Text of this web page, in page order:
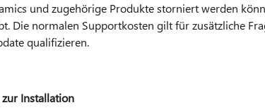
und zugehörige Produkte storniert werden
Die normalen Supportkosten gilt für zusätzliche
qualifizieren.
Installation